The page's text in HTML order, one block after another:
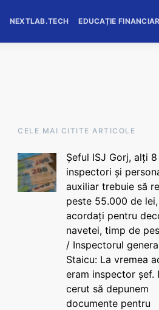
NEXTLAB.TECH EDUCAȚIE
CELE MAI CITITE ARTICOLE
Șeful ISJ Gorj, alți 8
inspectori și
auxiliar trebuie să
peste 55.000 de
acordați pentru
navetei, timp de
/ Inspectorul
Staicu: La vremea
eram inspector șef.
cerut să depunem
documente pentru